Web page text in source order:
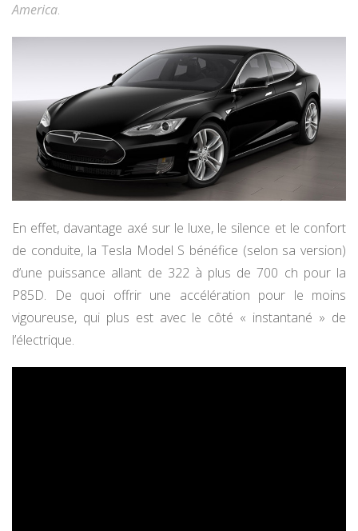
America.
En effet, davantage axé sur le luxe, le silence et le confort
de conduite, la Tesla Model S bénéfice (selon sa version)
d’une puissance allant de 322 à plus de 700 ch pour la
P85D. De quoi offrir une accélération pour le moins
vigoureuse, qui plus est avec le côté « instantané » de
l’électrique.